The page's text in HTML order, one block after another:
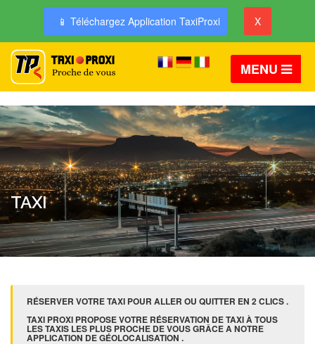
📱 Téléchargez Application TaxiProxi X
MENU
TAXI
RÉSERVER VOTRE TAXI POUR ALLER OU QUITTER EN 2 CLICS .
TAXI PROXI PROPOSE VOTRE RÉSERVATION DE TAXI À TOUS
LES TAXIS LES PLUS PROCHE DE VOUS GRÂCE A NOTRE
APPLICATION DE GÉOLOCALISATION .